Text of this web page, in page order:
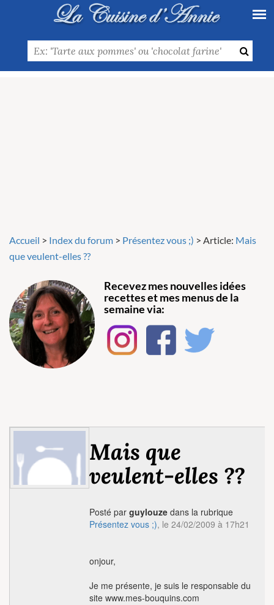
Accueil > Index du forum > Présentez vous ;) > Article: Mais
que veulent-elles ??
Recevez mes nouvelles idées
recettes et mes menus de la
semaine via:
Mais que
veulent-elles ??
Posté par guylouze dans la rubrique
Présentez vous ;), le 24/02/2009 à 17h21
onjour,
Je me présente, je suis le responsable du
site www.mes-bouquins.com